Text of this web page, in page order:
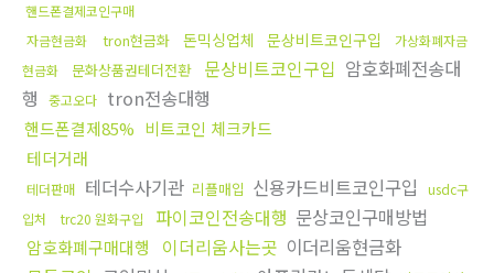
핸드폰결제코인구매
자금현금화
tron현금화 돈믹싱업체 문상비트코인구입
가상화폐자금
현금화
문화상품권테더전환 문상비트코인구입 암호화폐전송대
행
중고오다 tron전송대행
핸드폰결제85% 비트코인 체크카드
테더거래
테더판매 테더수사기관 리플매입 신용카드비트코인구입
usdc구
입처
trc20 원화구입 파이코인전송대행 문상코인구매방법
암호화폐구매대행 이더리움사는곳 이더리움현금화